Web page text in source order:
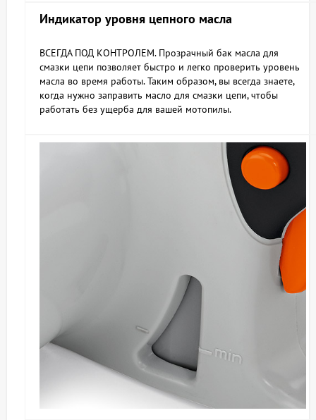
Индикатор уровня цепного масла
ВСЕГДА ПОД КОНТРОЛЕМ. Прозрачный бак масла для
смазки цепи позволяет быстро и легко проверить уровень
масла во время работы. Таким образом, вы всегда знаете,
когда нужно заправить масло для смазки цепи, чтобы
работать без ущерба для вашей мотопилы.